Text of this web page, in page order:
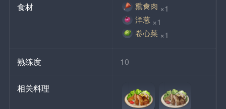
食材 熏禽肉 ×1
洋葱 ×1
卷心菜 ×1
熟练度 10
相关料理